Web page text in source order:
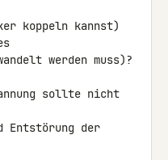
koppeln kannst)
werden muss)?
sollte nicht
Entstörung der